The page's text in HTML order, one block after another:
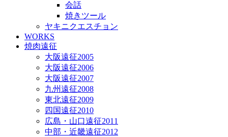
会話
焼きツール
ヤキニクエスチョン
WORKS
焼肉遠征
大阪遠征2005
大阪遠征2006
大阪遠征2007
九州遠征2008
東北遠征2009
四国遠征2010
広島・山口遠征2011
中部・近畿遠征2012